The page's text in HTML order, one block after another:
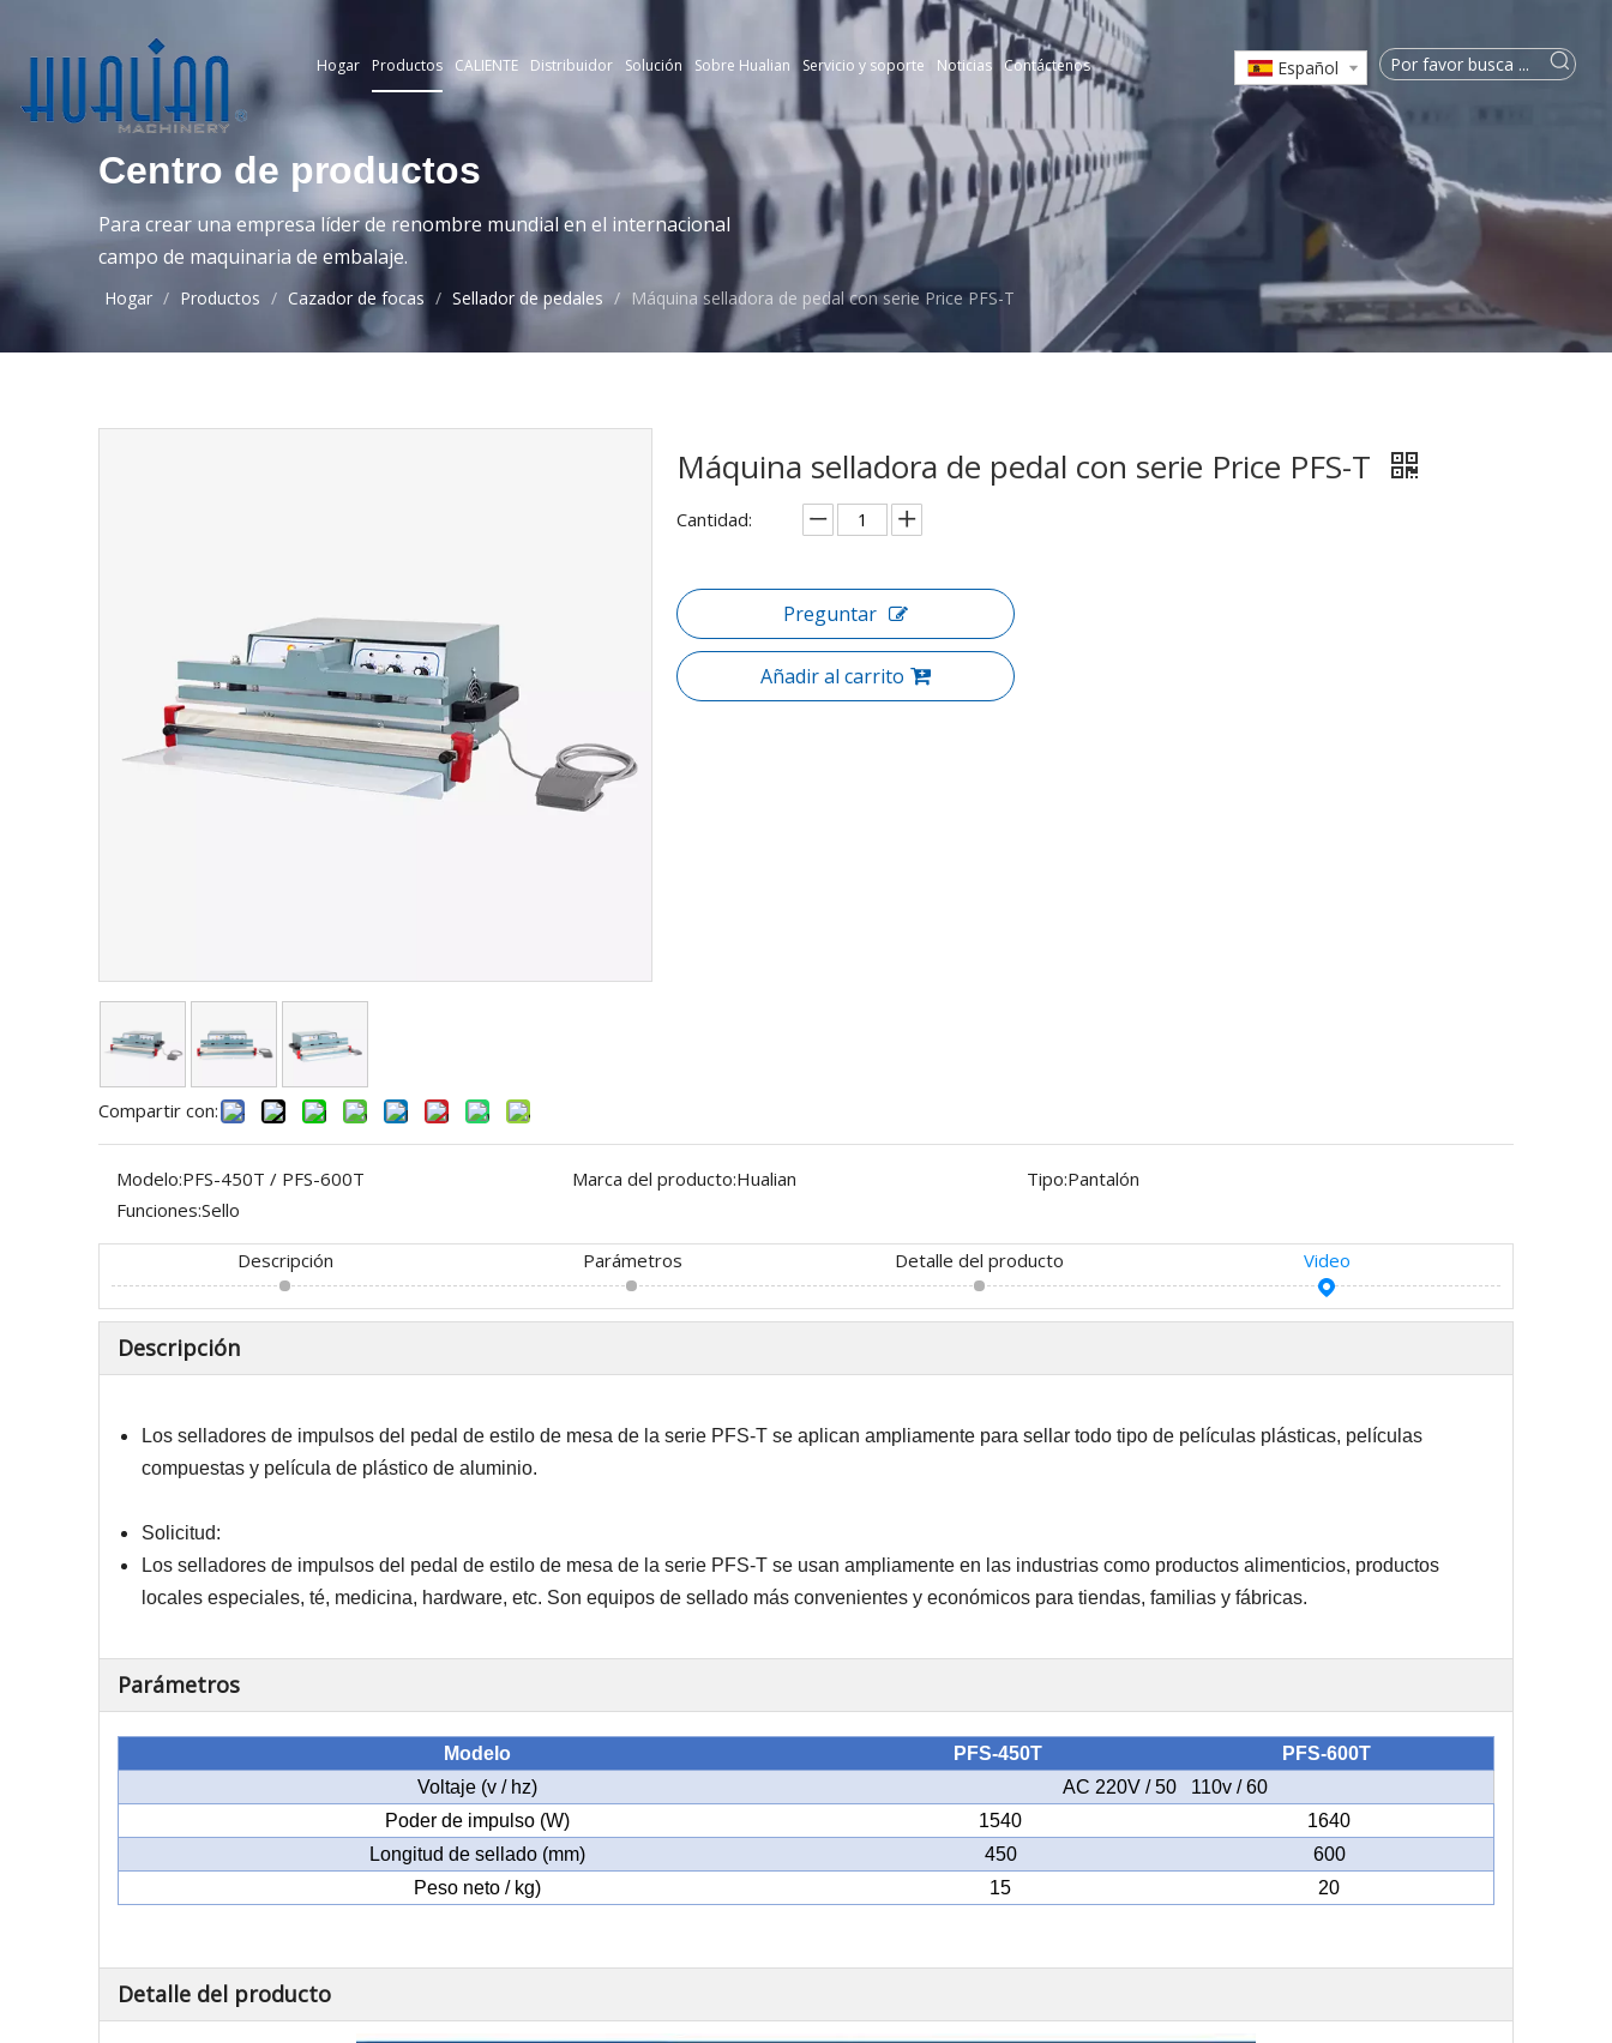
Hogar Productos CALIENTE Distribuidor Solución Sobre Hualian Servicio y soporte Noticias Contáctenos Español
Centro de productos
Para crear una empresa líder de renombre mundial en el internacional
campo de maquinaria de embalaje.
Hogar / Productos / Cazador de focas / Sellador de pedales / Máquina selladora de pedal con serie Price PFS-T
Compartir con:
Máquina selladora de pedal con serie Price PFS-T
Cantidad:
Preguntar
Añadir al carrito
Modelo:PFS-450T / PFS-600T Marca del producto:Hualian Tipo:Pantalón
Funciones:Sello
Descripción Parámetros Detalle del producto Video
Descripción
Los selladores de impulsos del pedal de estilo de mesa de la serie PFS-T se aplican ampliamente para sellar todo tipo de películas plásticas, películas
compuestas y película de plástico de aluminio.
Solicitud:
Los selladores de impulsos del pedal de estilo de mesa de la serie PFS-T se usan ampliamente en las industrias como productos alimenticios, productos
locales especiales, té, medicina, hardware, etc. Son equipos de sellado más convenientes y económicos para tiendas, familias y fábricas.
Parámetros
Modelo PFS-450T
PFS-600T
Voltaje (v / hz)
AC 220V / 50 110v / 60
Poder de impulso (W)
1540
1640
Longitud de sellado (mm)
450
600
Peso neto / kg)
15 20
Detalle del producto